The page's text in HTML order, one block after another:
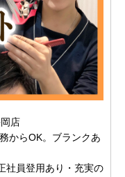
店
からOK。ブランクあ
社員登用あり・充実の